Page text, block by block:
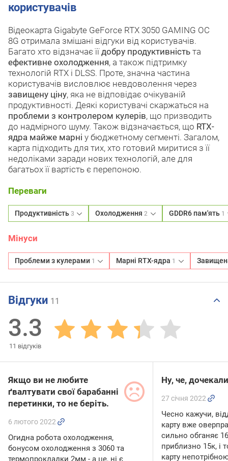
користувачів
Відеокарта Gigabyte GeForce RTX 3050 GAMING OC
8G отримала змішані відгуки від користувачів.
Багато хто відзначає їїдобру продуктивність та
ефективне охолодження, а також підтримку
технологій RTX і DLSS. Проте, значна частина
користувачів висловлює невдоволення через
завищену ціну, яка не відповідає очікуваній
продуктивності. Деякі користувачі скаржаться на
проблеми з контролером кулерів, що призводить
до надмірного шуму. Також відзначається, що RTX-
ядра майже марні у бюджетному сегменті. Загалом,
карта підходить для тих, хто готовий миритися з її
недоліками заради нових технологій, але для
багатьох її вартість є перепоною.
Переваги
Продуктивність 3 Охолодження2 GDDR6 пам'ять 1
Мінуси
Проблеми з кулерами 1 Марні RTX-ядра 1
Відгуки 11
3.3
11 відгуків
Якщо ви не любите
ґвалтувати свої барабанні
перетинки, то не беріть.
6 лютого 2022
Огидна робота охолодження,
бонусом охолодження з 3060 та
термопрокладки 2мм - а це, ні є
Ну, че,
27 січня 2022
Чесно кажучи,
карту вже
сильно обганяє
приблизно 15к, і
карту